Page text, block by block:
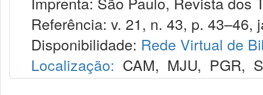
Referência: v. 21, n. 43, p. 43–46,
Disponibilidade: Rede Virtual de
Localização: CAM, MJU, PGR,